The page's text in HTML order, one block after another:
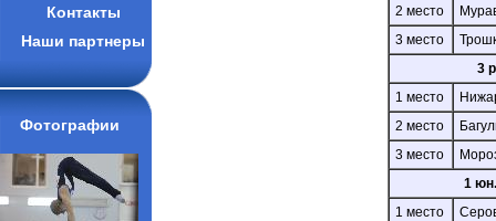
Контакты
Наши партнеры
Фотографии
2 место
3 место
3
1 место
2 место
3 место
1
1 место